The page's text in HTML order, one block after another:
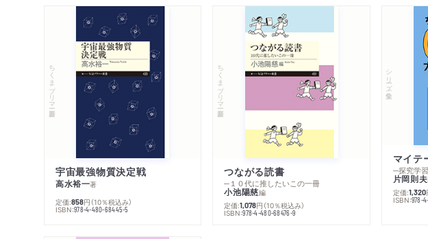
ちくまプリマー新書
宇宙最強物質決定戦
高水裕一著
定価:858円 （10％税込み）
ISBN:978-4-480-68445-5
ちくまプリマー新書
つながる読書
─１０代に推したいこの一冊
小池陽慈編
定価:1,078円 （10％税込み）
ISBN:978-4-480-68476-9
シリーズ・全集
マイテ
─探究学
片岡則夫
定価:1,320
ISBN:978-